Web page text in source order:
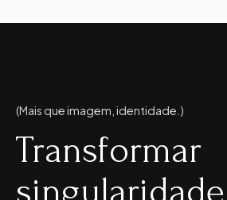
(Mais que imagem, identidade.)
Transformar